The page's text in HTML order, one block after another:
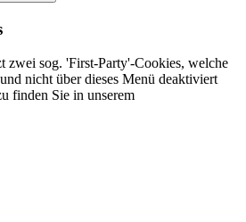
zwei sog. 'First-Party'-Cookies, welche
nicht über dieses Menü deaktiviert
finden Sie in unserem